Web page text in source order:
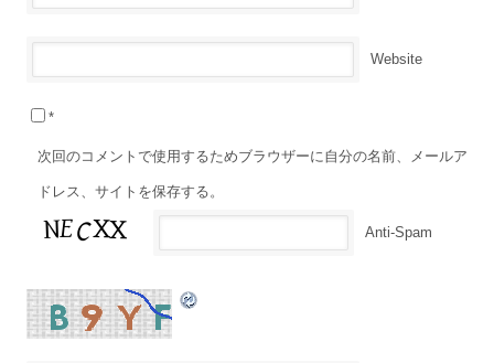
Website
次回のコメントで使用するためブラウザーに自分の名前、メールア
ドレス、サイトを保存する。
Anti-Spam
*